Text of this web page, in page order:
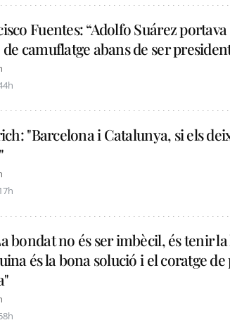
Fuentes: “Adolfo Suárez portava
camuflatge abans de ser
"Barcelona i Catalunya, si els
bondat no és ser imbècil, és tenir la
és la bona solució i el coratge